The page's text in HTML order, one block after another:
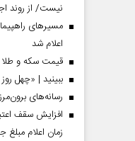
نیست/ از روند
مسیر‌های
اعلام شد
قیمت سکه و طلا در بازار
ببینید | «چهل
رسانه‌های
افزایش سقف
زمان اعلام
صفحات نخست